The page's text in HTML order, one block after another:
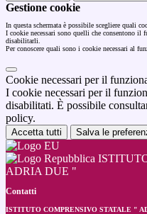
Gestione cookie
In questa schermata è possibile scegliere quali
I cookie necessari sono quelli che consentono il
disabilitarli.
Per conoscere quali sono i cookie necessari al
Cookie necessari per il
I cookie necessari per il
disabilitati. È possibile
policy.
Accetta tutti Salva le
ADRIA DUE "
Contatti
ISTITUTO COMPRENSIVO STATALE "